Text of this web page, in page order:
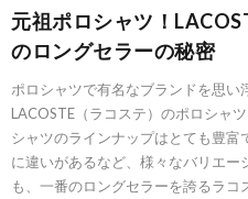
元祖ポロシャツ！
のロングセラーの秘密
ポロシャツで有名なブランドを思い
LACOSTE（ラコステ）のポロシャ
シャツのラインナップはとても豊
に違いがあるなど、様々なバリエ
も、一番のロングセラーを誇るラ